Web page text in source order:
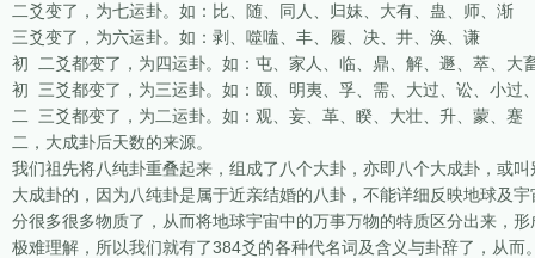
二爻变了，为七运卦。如：比、随、同人、归妹、大有、蛊、师、渐
三爻变了，为六运卦。如：剥、噬嗑、丰、履、决、井、涣、谦
初 二爻都变了，为四运卦。如：屯、家人、临、鼎、解、遯、萃、大
初 三爻都变了，为三运卦。如：颐、明夷、孚、需、大过、讼、小过
二 三爻都变了，为二运卦。如：观、妄、革、睽、大壮、升、蒙、蹇
二，大成卦后天数的来源。
我们祖先将八纯卦重叠起来，组成了八个大卦，亦即八个大成卦，或
大成卦的，因为八纯卦是属于近亲结婚的八卦，不能详细反映地球及
分很多很多物质了，从而将地球宇宙中的万事万物的特质区分出来，
极难理解，所以我们就有了384爻的各种代名词及含义与卦辞了，从